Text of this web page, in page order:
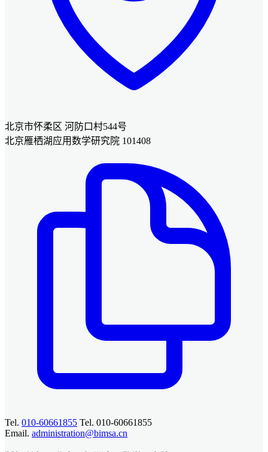
北京市怀柔区 河防口村544号
北京雁栖湖应用数学研究院 101408
Tel. 010-60661855 Tel. 010-60661855
Email. administration@bimsa.cn